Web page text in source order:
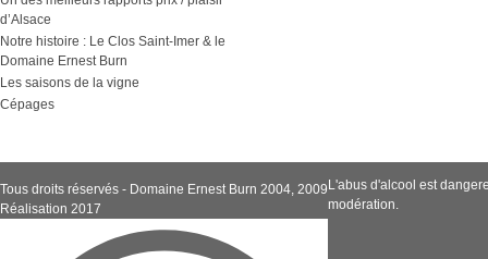
d’Alsace
Notre histoire : Le Clos Saint-Imer & le
Domaine Ernest Burn
Les saisons de la vigne
Cépages
Tous droits réservés - Domaine Ernest Burn 2004, 2009
Réalisation 2017
L'abus d'alcool est
modération.